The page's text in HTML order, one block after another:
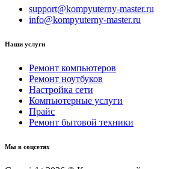
support@kompyuterny-master.ru
info@kompyuterny-master.ru
Наши услуги
Ремонт компьютеров
Ремонт ноутбуков
Настройка сети
Компьютерные услуги
Прайс
Ремонт бытовой техники
Мы в соцсетях